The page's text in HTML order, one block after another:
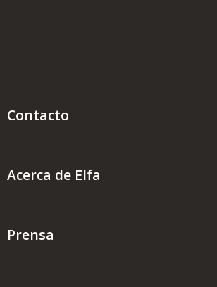
Contacto
Acerca de Elfa
Prensa